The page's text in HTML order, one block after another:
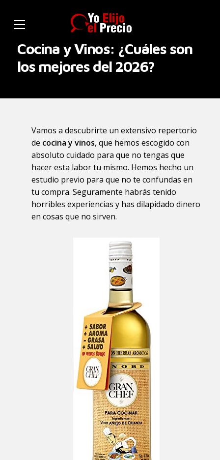
Cocina y Vinos: ¿Cuáles son
los mejores del 2026?
Vamos a descubrirte un extensivo repertorio
de cocina y vinos, que hemos escogido con
absoluto cuidado para que no tengas que
hacer esta labor tu mismo. Hemos hecho un
estudio previo para que no te confundas en
tu compra. Seguramente habrás tenido
horribles experiencias y has dilapidado dinero
en cosas que no sirven.